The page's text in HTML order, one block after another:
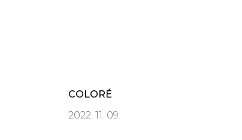
COLORÉ
2022. 11. 09.